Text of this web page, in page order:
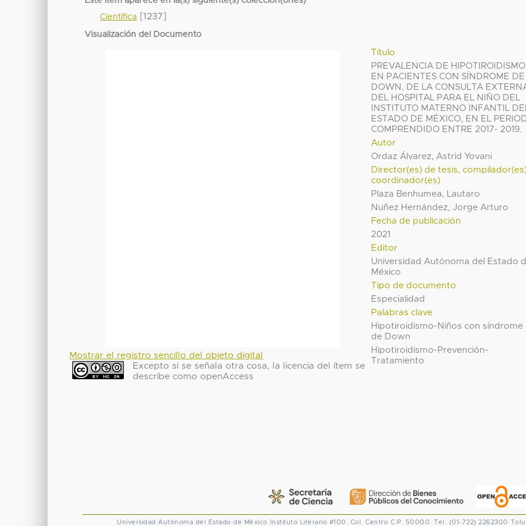
Científica [1237]
Visualización del Documento
Título
PREVALENCIA DE HIPOTIROIDISMO
EN PACIENTES CON SÍNDROME DE
DOWN, DE LA CONSULTA
DEL HOSPITAL PARA EL NIÑO DEL
INSTITUTO MATERNO INFANTIL
ESTADO DE MÉXICO, EN EL
COMPRENDIDO ENTRE 2017- 2019.
Autor
Ordaz Álvarez, Astrid Yovani
Director(es) de tesis,
coordinador(es)
Plaza Benhumea, Lautaro
Nuñez Hernández, Jorge Arturo
Fecha de publicación
2021
Editor
Universidad Autónoma del Estado
México
Tipo de documento
Especialidad
Palabras clave
Hipotiroidismo-Niños con síndrome
de Down
Hipotiroidismo-Prevención-
Tratamiento
Mostrar el registro sencillo del objeto digital
Excepto si se señala otra cosa, la licencia del ítem se
describe como openAccess
Universidad Autónoma del Estado de México Instituto Literario #100. Col. Centro C.P. 50000. Tel. (01-722) 2262300